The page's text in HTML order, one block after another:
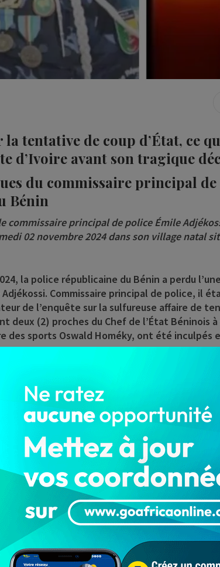
tentative de coup d’État, ce
d’Ivoire avant son tragique
du commissaire principal
Bénin
commissaire principal de police Émile
02 novembre 2024 dans son village natal
la police républicaine du Bénin a perdu
Adjékossi. Commissaire principal de police, il
de l’enquête sur la sulfureuse affaire de
deux (2) proches du Chef de l’État Béninois
des sports Oswald Homéky, ont été inculpés
d’accident cardiovasculaire (AVC), les
commissaire principal Émile Adjékossi révèlent
le commissaire principal de police serait
avant cette tragédie. Mais, de quelle mission
n’est pas liée à l’enquête qu’il
Plutôt une formation régionale sur la
octobre octobre, la formation qui avait
pris fin ce samedi 2 novembre 2024.